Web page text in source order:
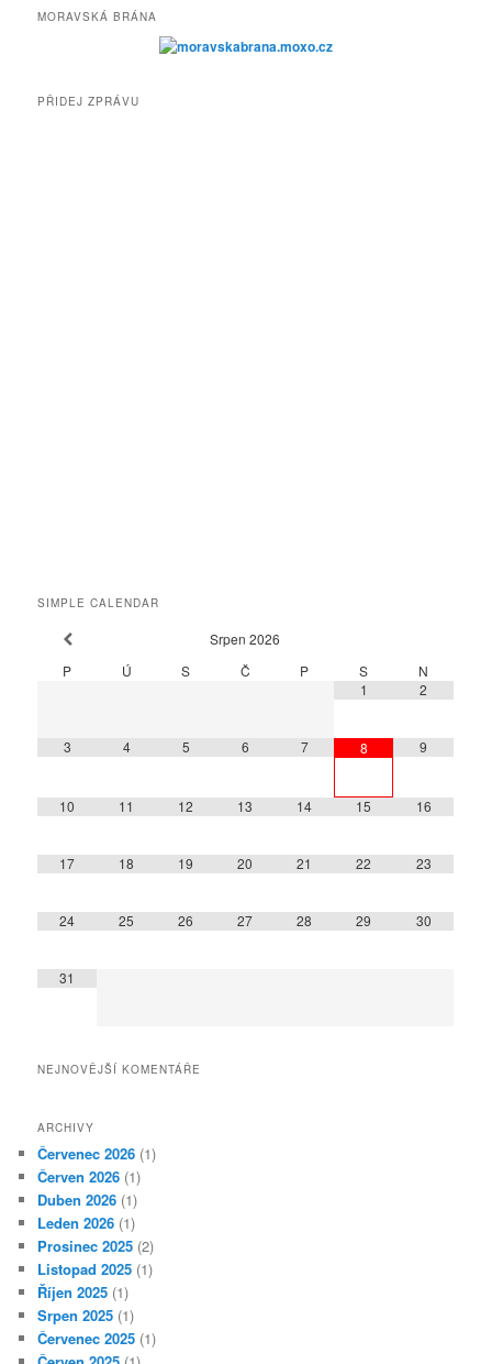
d
MORAVSKÁ BRÁNA
PŘIDEJ ZPRÁVU
SIMPLE CALENDAR
Srpen 2026
P
Ú S Č P S
N
1
2
3 4 5 6 7 8 9
10 11 12 13 14 15 16
17 18 19 20 21 22 23
24 25 26 27 28 29 30
31
NEJNOVĚJŠÍ KOMENTÁŘE
ARCHIVY
Červenec 2026 (1)
Červen 2026 (1)
Duben 2026 (1)
Leden 2026 (1)
Prosinec 2025 (2)
Listopad 2025 (1)
Říjen 2025 (1)
Srpen 2025 (1)
Červenec 2025 (1)